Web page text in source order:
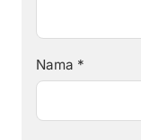
Nama *